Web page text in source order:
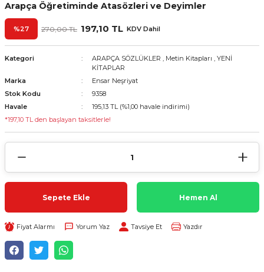
Arapça Öğretiminde Atasözleri ve Deyimler
%27 270,00 TL 197,10 TL KDV Dahil
Kategori ARAPÇA SÖZLÜKLER , Metin Kitapları , YENİ
KİTAPLAR
Marka
Ensar Neşriyat
Stok Kodu
9358
Havale
195,13 TL (%1,00 havale indirimi)
*197,10 TL den başlayan taksitlerle!
Sepete Ekle Hemen Al
Fiyat Alarmı Yorum Yaz Tavsiye Et Yazdır